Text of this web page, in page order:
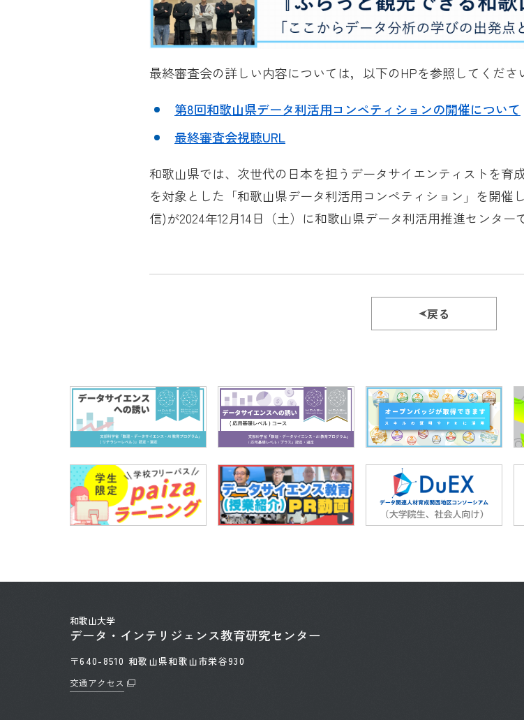
最終審査会の詳しい内容については，以下のHPを参照してくださ
第8回和歌山県データ利活用コンペティションの開催について
最終審査会視聴URL
和歌山県では、次世代の日本を担うデータサイエンティストを育
を対象とした「和歌山県データ利活用コンペティション」を開催
信)が2024年12月14日（土）に和歌山県データ利活用推進センター
戻る
和歌山大学
データ・インテリジェンス教育研究センター
〒640-8510 和歌山県和歌山市栄谷930
交通アクセス